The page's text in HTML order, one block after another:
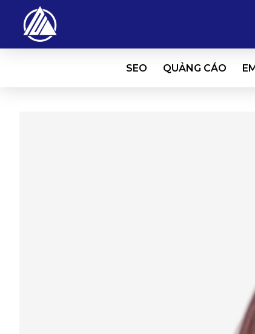
SEO QUẢNG CÁO